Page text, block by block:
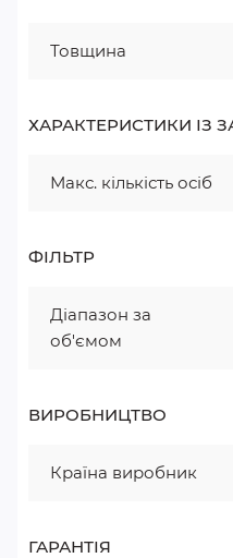
Товщина
ХАРАКТЕРИСТИКИ ІЗ
Макс. кількість осіб
ФІЛЬТР
Діапазон за
об'ємом
ВИРОБНИЦТВО
Країна виробник
ГАРАНТІЯ